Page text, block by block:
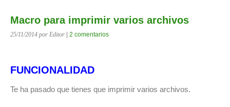
Macro para imprimir varios archivos
25/11/2014 por Editor 2 comentarios
FUNCIONALIDAD
Te ha pasado que tienes que imprimir varios archivos.